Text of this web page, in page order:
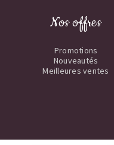
Nos offres
Promotions
Nouveautés
Meilleures ventes